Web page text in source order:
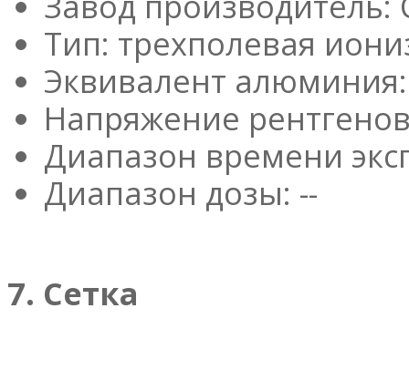
Тип: трехполевая
Эквивалент
Напряжение
Диапазон времени
Диапазон дозы: --
7. Сетка